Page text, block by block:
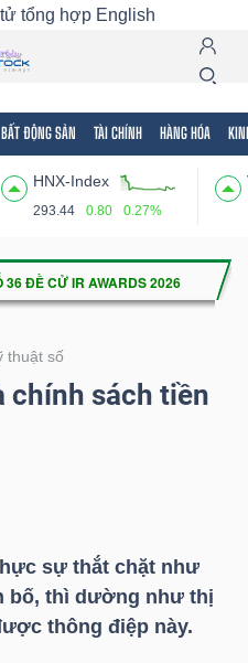
tổng hợp English
BẤT ĐỘNG SẢN TÀI CHÍNH HÀNG HÓA
HNX-Index
293.44 0.80 0.27%
thuật số
chính sách tiền
sự thắt chặt như
bố, thì dường như thị
thông điệp này.
Mã chứng khoán